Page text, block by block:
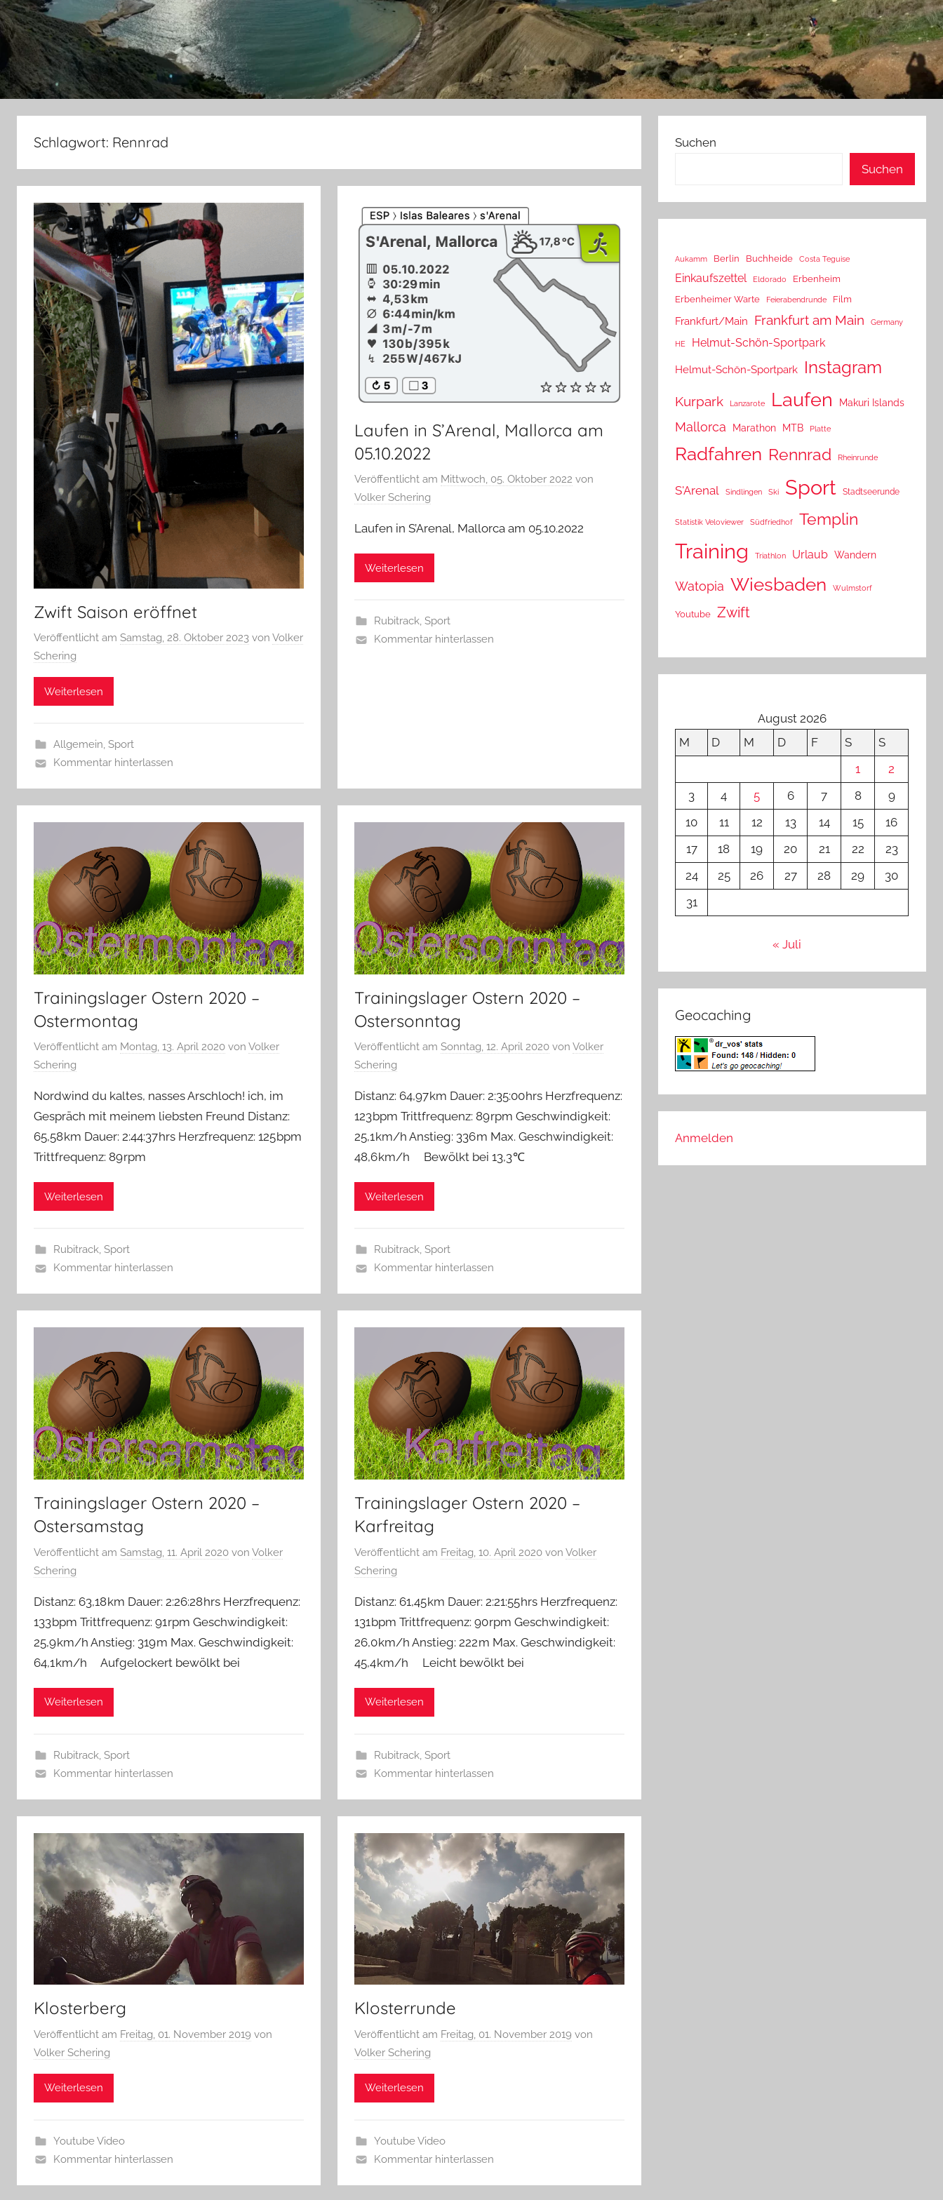
Schlagwort: Rennrad
Zwift Saison eröffnet
Veröffentlicht am Samstag, 28. Oktober 2023 von Volker
Schering
Weiterlesen
Allgemein, Sport
Kommentar hinterlassen
Laufen in S’Arenal, Mallorca am
05.10.2022
Veröffentlicht am Mittwoch, 05. Oktober 2022 von
Volker Schering
Laufen in S’Arenal, Mallorca am 05.10.2022
Weiterlesen
Rubitrack, Sport
Kommentar hinterlassen
Trainingslager Ostern 2020 –
Ostermontag
Veröffentlicht am Montag, 13. April 2020 von Volker
Schering
Nordwind du kaltes, nasses Arschloch! ich, im
Gespräch mit meinem liebsten Freund Distanz:
65,58 km Dauer: 2:44:37 hrs Herzfrequenz: 125 bpm
Trittfrequenz: 89 rpm
Weiterlesen
Rubitrack, Sport
Kommentar hinterlassen
Trainingslager Ostern 2020 –
Ostersonntag
Veröffentlicht amSonntag, 12. April 2020 vonVolker
Schering
Distanz: 64,97 km Dauer: 2:35:00 hrs Herzfrequenz:
123 bpm Trittfrequenz: 89 rpm Geschwindigkeit:
25,1 km/h Anstieg: 336 m Max. Geschwindigkeit:
48,6 km/h Bewölkt bei 13,3 ℃
Weiterlesen
Rubitrack, Sport
Kommentar hinterlassen
Trainingslager Ostern 2020 –
Ostersamstag
Veröffentlicht am Samstag, 11. April 2020 von Volker
Schering
Distanz: 63,18 km Dauer: 2:26:28 hrs Herzfrequenz:
133 bpm Trittfrequenz: 91 rpm Geschwindigkeit:
25,9 km/h Anstieg: 319 m Max. Geschwindigkeit:
64,1 km/h Aufgelockert bewölkt bei
Weiterlesen
Rubitrack, Sport
Kommentar hinterlassen
Trainingslager Ostern 2020 –
Karfreitag
Veröffentlicht am Freitag, 10. April 2020 vonVolker
Schering
Distanz: 61,45 km Dauer: 2:21:55 hrs Herzfrequenz:
131 bpm Trittfrequenz: 90 rpm Geschwindigkeit:
26,0 km/h Anstieg: 222 m Max. Geschwindigkeit:
45,4 km/h Leicht bewölkt bei
Weiterlesen
Rubitrack, Sport
Kommentar hinterlassen
Klosterberg
Veröffentlicht am Freitag, 01. November 2019 von
Volker Schering
Weiterlesen
Youtube Video
Kommentar hinterlassen
Klosterrunde
Veröffentlicht am Freitag, 01. November 2019 von
Volker Schering
Weiterlesen
Youtube Video
Kommentar hinterlassen
Suchen
Suchen
Aukamm Berlin Buchheide Costa Teguise
Einkaufszettel Eldorado
Erbenheim
Erbenheimer Warte
Feierabendrunde Film
Frankfurt/Main Frankfurt am Main Germany
HE Helmut-Schön-Sportpark
Helmut-Schön-Sportpark Instagram
Kurpark Lanzarote Laufen Makuri Islands
Mallorca Marathon MTB Platte
Radfahren Rennrad Rheinrunde
S'Arenal Sindlingen Ski Sport Stadtseerunde
Statistik Veloviewer Südfriedhof Templin
Training Triathlon Urlaub Wandern
Watopia Wiesbaden Wulmstorf
Youtube Zwift
August 2026
M
D M D F S
S
1
2
3
4 5 6 7 8
9
10
11 12 13 14 15
16
17
18 19 20 21 22
23
24
25 26 27 28 29
30
31
« Juli
Geocaching
Anmelden